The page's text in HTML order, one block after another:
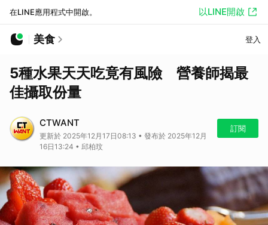
在LINE應用程式中開啟。 以LINE開啟
美食 登入
5種水果天天吃竟有風險 營養師揭最
佳攝取份量
CTWANT
更新於 2025年12月17日08:13 • 發布於 2025年12月
16日13:24 • 邱柏玟
訂閱